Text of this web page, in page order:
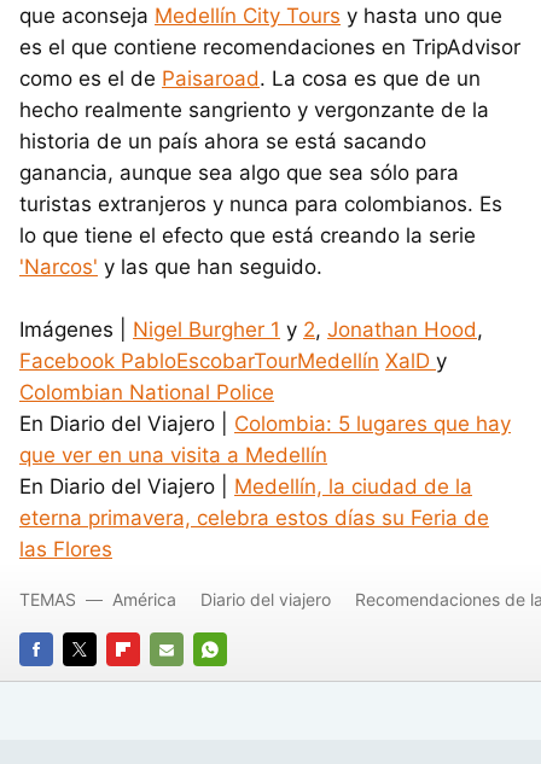
que aconseja Medellín City Tours y hasta uno que
es el que contiene recomendaciones en TripAdvisor
como es el de Paisaroad. La cosa es que de un
hecho realmente sangriento y vergonzante de la
historia de un país ahora se está sacando
ganancia, aunque sea algo que sea sólo para
turistas extranjeros y nunca para colombianos. Es
lo que tiene el efecto que está creando la serie
'Narcos' y las que han seguido.
Imágenes | Nigel Burgher 1 y 2, Jonathan Hood,
Facebook PabloEscobarTourMedellín XalD y
Colombian National Police
En Diario del Viajero | Colombia: 5 lugares que hay
que ver en una visita a Medellín
En Diario del Viajero | Medellín, la ciudad de la
eterna primavera, celebra estos días su Feria de
las Flores
FACEBOOK
TWITTERFLIPBOARD
E-
WHATSAPP
TEMAS América Diario del viajero Recomendaciones de